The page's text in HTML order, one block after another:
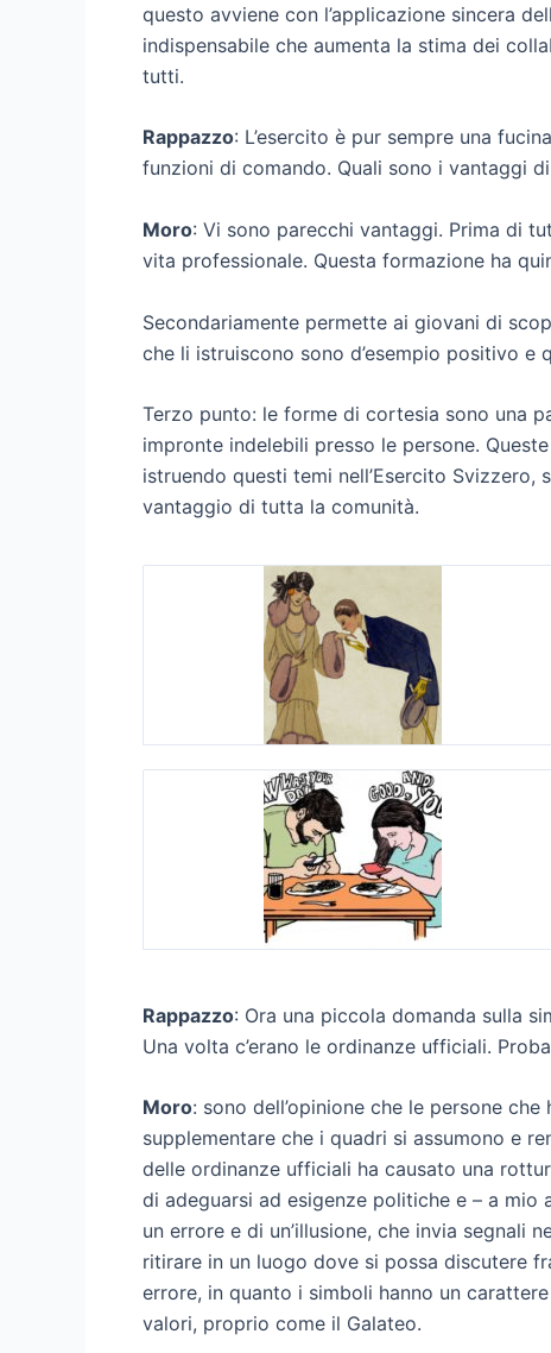
questo avviene con l’applicazione sincera
indispensabile che aumenta la stima dei
tutti.
Rappazzo: L’esercito è pur sempre una
funzioni di comando. Quali sono i vantaggi
Moro: Vi sono parecchi vantaggi. Prima di
vita professionale. Questa formazione ha
Secondariamente permette ai giovani di
che li istruiscono sono d’esempio positivo e
Terzo punto: le forme di cortesia sono una
impronte indelebili presso le persone.
istruendo questi temi nell’Esercito
vantaggio di tutta la comunità.
Rappazzo: Ora una piccola domanda sulla
Una volta c’erano le ordinanze ufficiali.
Moro: sono dell’opinione che le persone
supplementare che i quadri si assumono e
delle ordinanze ufficiali ha causato una
di adeguarsi ad esigenze politiche e – a mio
un errore e di un’illusione, che invia
ritirare in un luogo dove si possa discutere
errore, in quanto i simboli hanno un
valori, proprio come il Galateo.